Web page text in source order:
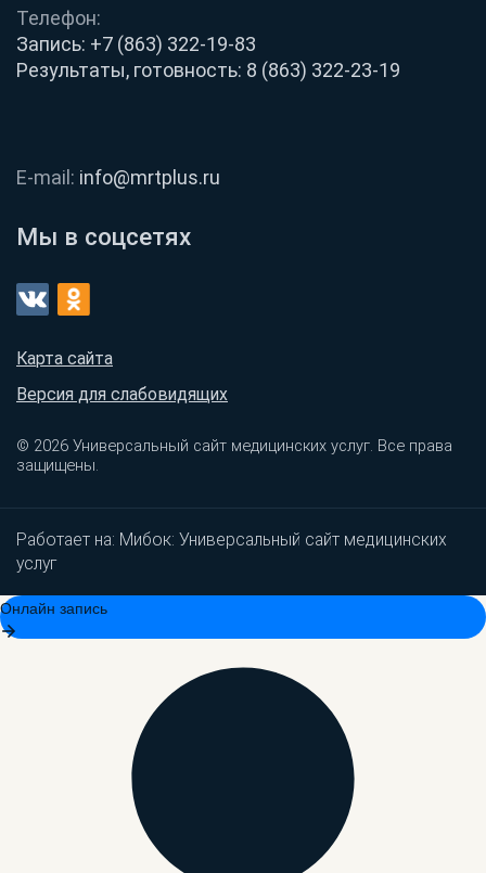
Телефон:
Запись: +7 (863) 322-19-83
Результаты, готовность: 8 (863) 322-23-19
E-mail: info@mrtplus.ru
Мы в соцсетях
Карта сайта
Версия для слабовидящих
© 2026 Универсальный сайт медицинских услуг. Все права
защищены.
Работает на: Мибок: Универсальный сайт медицинских
услуг